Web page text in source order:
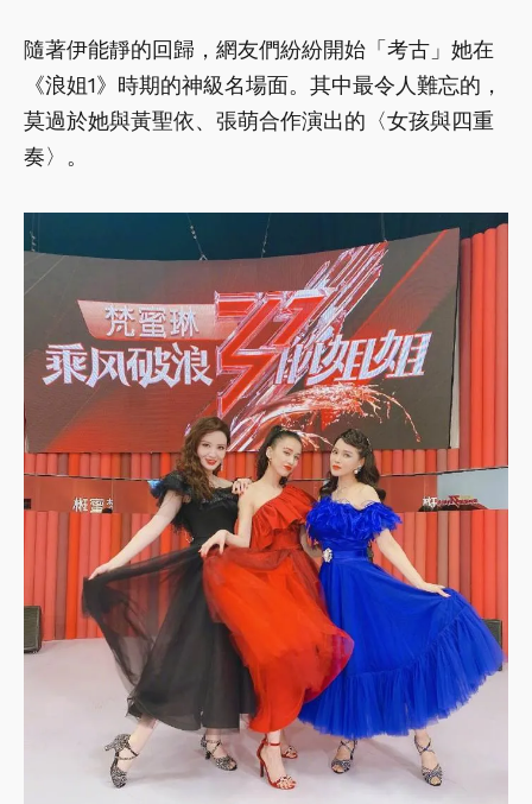
隨著伊能靜的回歸，網友們紛紛開始「考古」她在
《浪姐1》時期的神級名場面。其中最令人難忘的，
莫過於她與黃聖依、張萌合作演出的〈女孩與四重
奏〉。